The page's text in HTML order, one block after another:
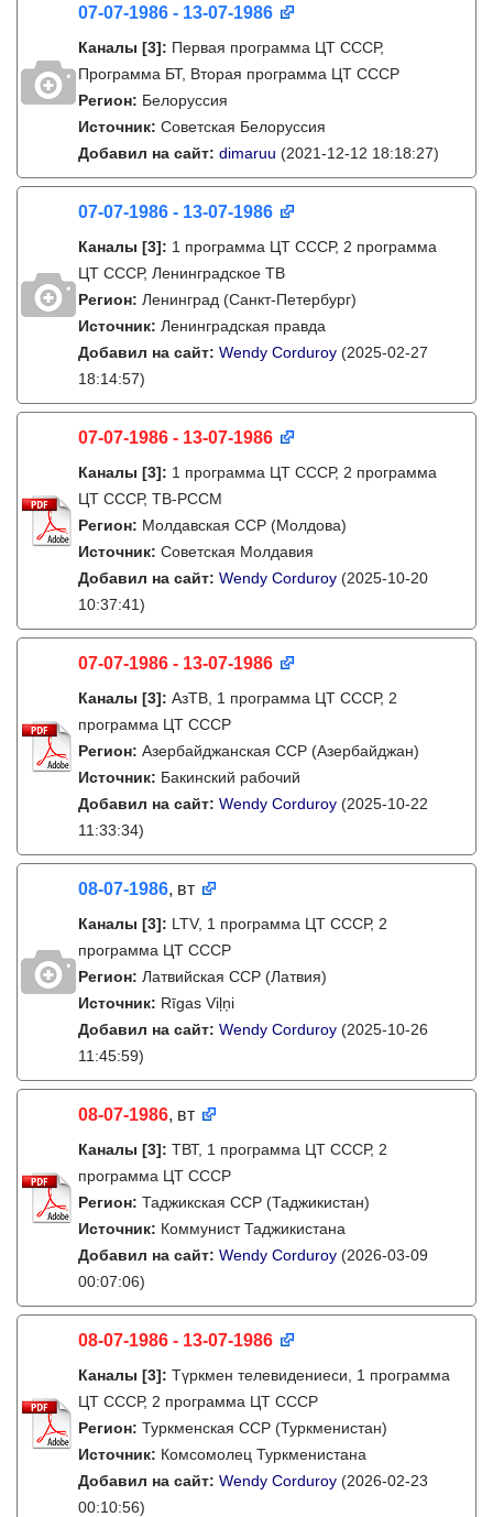
07-07-1986 - 13-07-1986
Каналы [3]: Первая программа ЦТ СССР,
Программа БТ, Вторая программа ЦТ СССР
Регион: Белоруссия
Источник: Советская Белоруссия
Добавил на сайт: dimaruu (2021-12-12 18:18:27)
07-07-1986 - 13-07-1986
Каналы [3]: 1 программа ЦТ СССР, 2 программа
ЦТ СССР, Ленинградское ТВ
Регион: Ленинград (Санкт-Петербург)
Источник: Ленинградская правда
Добавил на сайт: Wendy Corduroy (2025-02-27
18:14:57)
07-07-1986 - 13-07-1986
Каналы [3]: 1 программа ЦТ СССР, 2 программа
ЦТ СССР, ТВ-РССМ
Регион: Молдавская ССР (Молдова)
Источник: Советская Молдавия
Добавил на сайт: Wendy Corduroy (2025-10-20
10:37:41)
07-07-1986 - 13-07-1986
Каналы [3]: АзТВ, 1 программа ЦТ СССР, 2
программа ЦТ СССР
Регион: Азербайджанская ССР (Азербайджан)
Источник: Бакинский рабочий
Добавил на сайт: Wendy Corduroy (2025-10-22
11:33:34)
08-07-1986, вт
Каналы [3]: LTV, 1 программа ЦТ СССР, 2
программа ЦТ СССР
Регион: Латвийская ССР (Латвия)
Источник: Rīgas Viļņi
Добавил на сайт: Wendy Corduroy (2025-10-26
11:45:59)
08-07-1986, вт
Каналы [3]: ТВТ, 1 программа ЦТ СССР, 2
программа ЦТ СССР
Регион: Таджикская ССР (Таджикистан)
Источник: Коммунист Таджикистана
Добавил на сайт: Wendy Corduroy (2026-03-09
00:07:06)
08-07-1986 - 13-07-1986
Каналы [3]: Түркмен телевидениеси, 1 программа
ЦТ СССР, 2 программа ЦТ СССР
Регион: Туркменская ССР (Туркменистан)
Источник: Комсомолец Туркменистана
Добавил на сайт: Wendy Corduroy (2026-02-23
00:10:56)